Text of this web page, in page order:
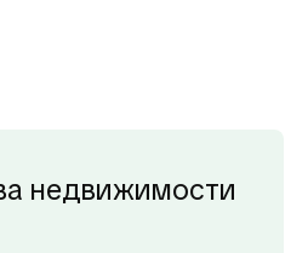
недвижимости